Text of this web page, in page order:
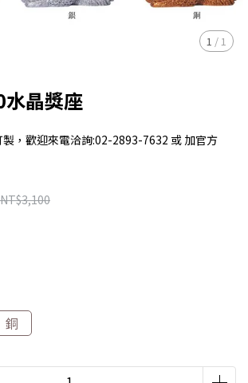
1 / 1
晶獎座
，歡迎來電洽詢:02-2893-7632 或 加官方
NT$3,100
銅